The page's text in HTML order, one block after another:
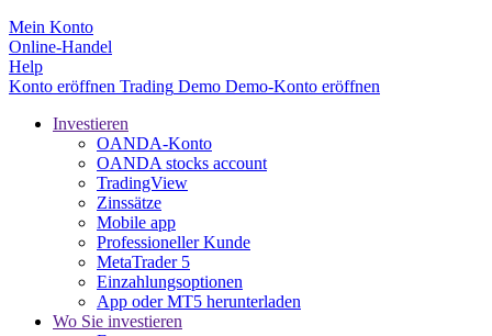
Mein Konto
Online-Handel
Help
Konto eröffnen Trading Demo Demo-Konto eröffnen
Investieren
OANDA-Konto
OANDA stocks account
TradingView
Zinssätze
Mobile app
Professioneller Kunde
MetaTrader 5
Einzahlungsoptionen
App oder MT5 herunterladen
Wo Sie investieren